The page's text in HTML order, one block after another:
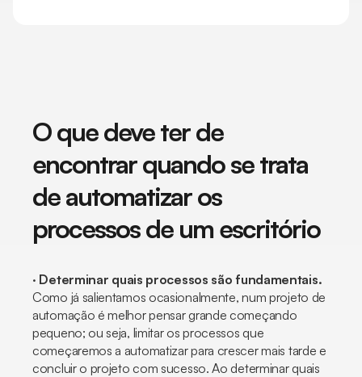
O que deve ter de
encontrar quando se trata
de automatizar os
processos de um escritório
· Determinar quais processos são fundamentais.
Como já salientamos ocasionalmente, num projeto de
automação é melhor pensar grande começando
pequeno; ou seja, limitar os processos que
começaremos a automatizar para crescer mais tarde e
concluir o projeto com sucesso. Ao determinar quais